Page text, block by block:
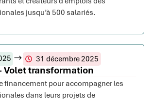
jusqu’à 500 salariés.
31 décembre 2025
Volet transformation
financement pour accompagner les
dans leurs projets de